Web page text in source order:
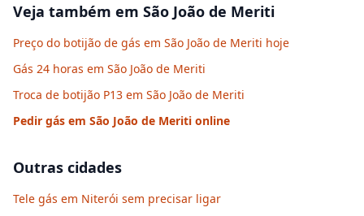
Veja também em São João de Meriti
Preço do botijão de gás em São João de Meriti hoje
Gás 24 horas em São João de Meriti
Troca de botijão P13 em São João de Meriti
Pedir gás em São João de Meriti online
Outras cidades
Tele gás em Niterói sem precisar ligar